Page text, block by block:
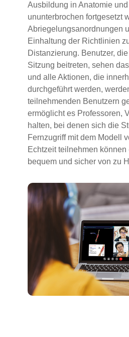
Ausbildung in Anatomie
ununterbrochen fortgesetzt
Abriegelungsanordnungen
Einhaltung der Richtlinien
Distanzierung. Benutzer,
Sitzung beitreten, sehen
und alle Aktionen, die
durchgeführt werden,
teilnehmenden Benutzern
ermöglicht es Professoren,
halten, bei denen sich die
Fernzugriff mit dem Modell
Echtzeit teilnehmen
bequem und sicher von zu